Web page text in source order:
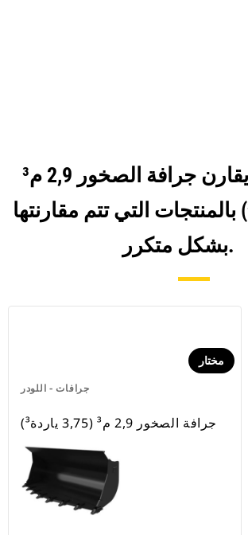
انظر كيف يقارن جرافة الصخور 2,9 م³
(3,75 ياردة³) بالمنتجات التي تتم مقارنتها
بشكل متكرر.
جرافات - اللودر
مختار
جرافة الصخور 2,9 م³ (3,75 ياردة³)